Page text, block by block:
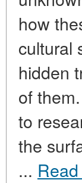
how
cultural
hidden
of
to
the
...